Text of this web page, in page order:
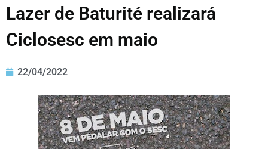
Lazer de Baturité realizará
Ciclosesc em maio
22/04/2022